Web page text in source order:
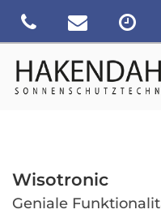
Wisotronic
Geniale